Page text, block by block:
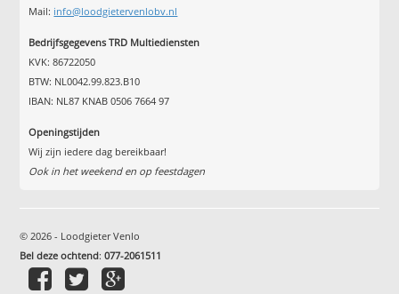
Mail: info@loodgietervenlobv.nl
Bedrijfsgegevens TRD Multiediensten
KVK: 86722050
BTW: NL0042.99.823.B10
IBAN: NL87 KNAB 0506 7664 97
Openingstijden
Wij zijn iedere dag bereikbaar!
Ook in het weekend en op feestdagen
© 2026 - Loodgieter Venlo
Bel deze ochtend:077-2061511